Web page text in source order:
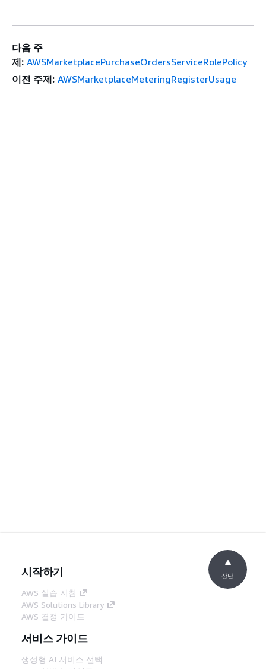
다음 주
제: AWSMarketplacePurchaseOrdersServiceRolePolicy
이전 주제: AWSMarketplaceMeteringRegisterUsage
시작하기
AWS 실습 지침
AWS Solutions Library
AWS 결정 가이드
서비스 가이드
생성형 AI 서비스 선택
상단